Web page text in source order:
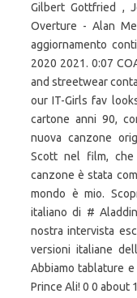
Gilbert Gottfried ,
Overture - Alan
aggiornamento
2020 2021. 0:07
and streetwear
our IT-Girls fav
cartone anni 90,
nuova canzone
Scott nel film, che
canzone è stata
mondo è mio.
italiano di #
nostra intervista
versioni italiane
Abbiamo tablature
Prince Ali! 0 0 about